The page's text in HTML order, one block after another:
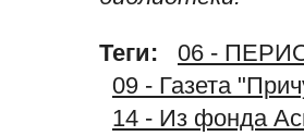
Теги:
06 -
09 - Газета
14 - Из фонда